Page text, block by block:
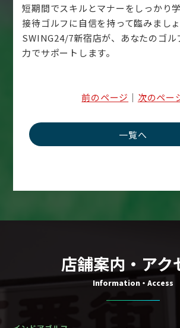
短期間でスキルとマナーをしっかり
接待ゴルフに自信を持って臨みましょ
SWING24/7新宿店が、あなたのゴル
力でサポートします。
前のページ ｜ 次のペー
一覧へ
店舗案内・アク
Information・Access